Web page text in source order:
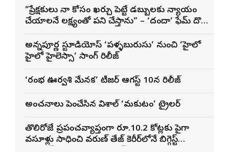
”ప్రేక్షకులు నా కోసం ఖర్చు పెట్టే డబ్బులకు న్యాయం
చేయాలనే లక్ష్యంతో పని చేస్తాను” – ‘దందా’ ఫేమ్ దొర
అన్నపూర్ణ స్టూడియోస్ ‘పళ్ళబురుసు’ నుంచి ‘హైలో
హైలో హైలెస్సా’ సాంగ్ రిలీజ్
‘రంభ ఊర్వశి మేనక’ టీజర్ ఆగస్ట్ 10న రిలీజ్
అంచనాలు పెంచేసిన విశాల్ ‘మకుటం’ ట్రైలర్
తొలిరోజే ప్రపంచవ్యాప్తంగా రూ.10.2 కోట్లకు పైగా
వసూళ్లు సాధించి వరుణ్ తేజ్ కెరీర్‌లోనే బిగ్గెస్ట్